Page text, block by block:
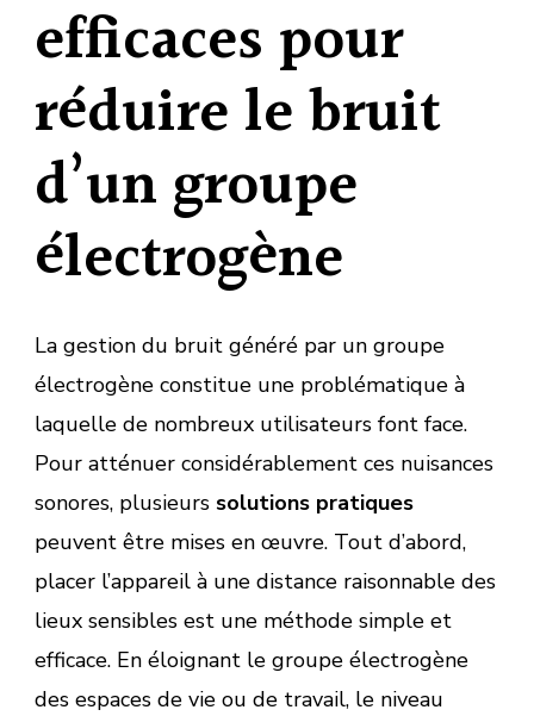
efficaces pour
réduire le bruit
d’un groupe
électrogène
La gestion du bruit généré par un groupe
électrogène constitue une problématique à
laquelle de nombreux utilisateurs font face.
Pour atténuer considérablement ces nuisances
sonores, plusieurs solutions pratiques
peuvent être mises en œuvre. Tout d’abord,
placer l’appareil à une distance raisonnable des
lieux sensibles est une méthode simple et
efficace. En éloignant le groupe électrogène
des espaces de vie ou de travail, le niveau